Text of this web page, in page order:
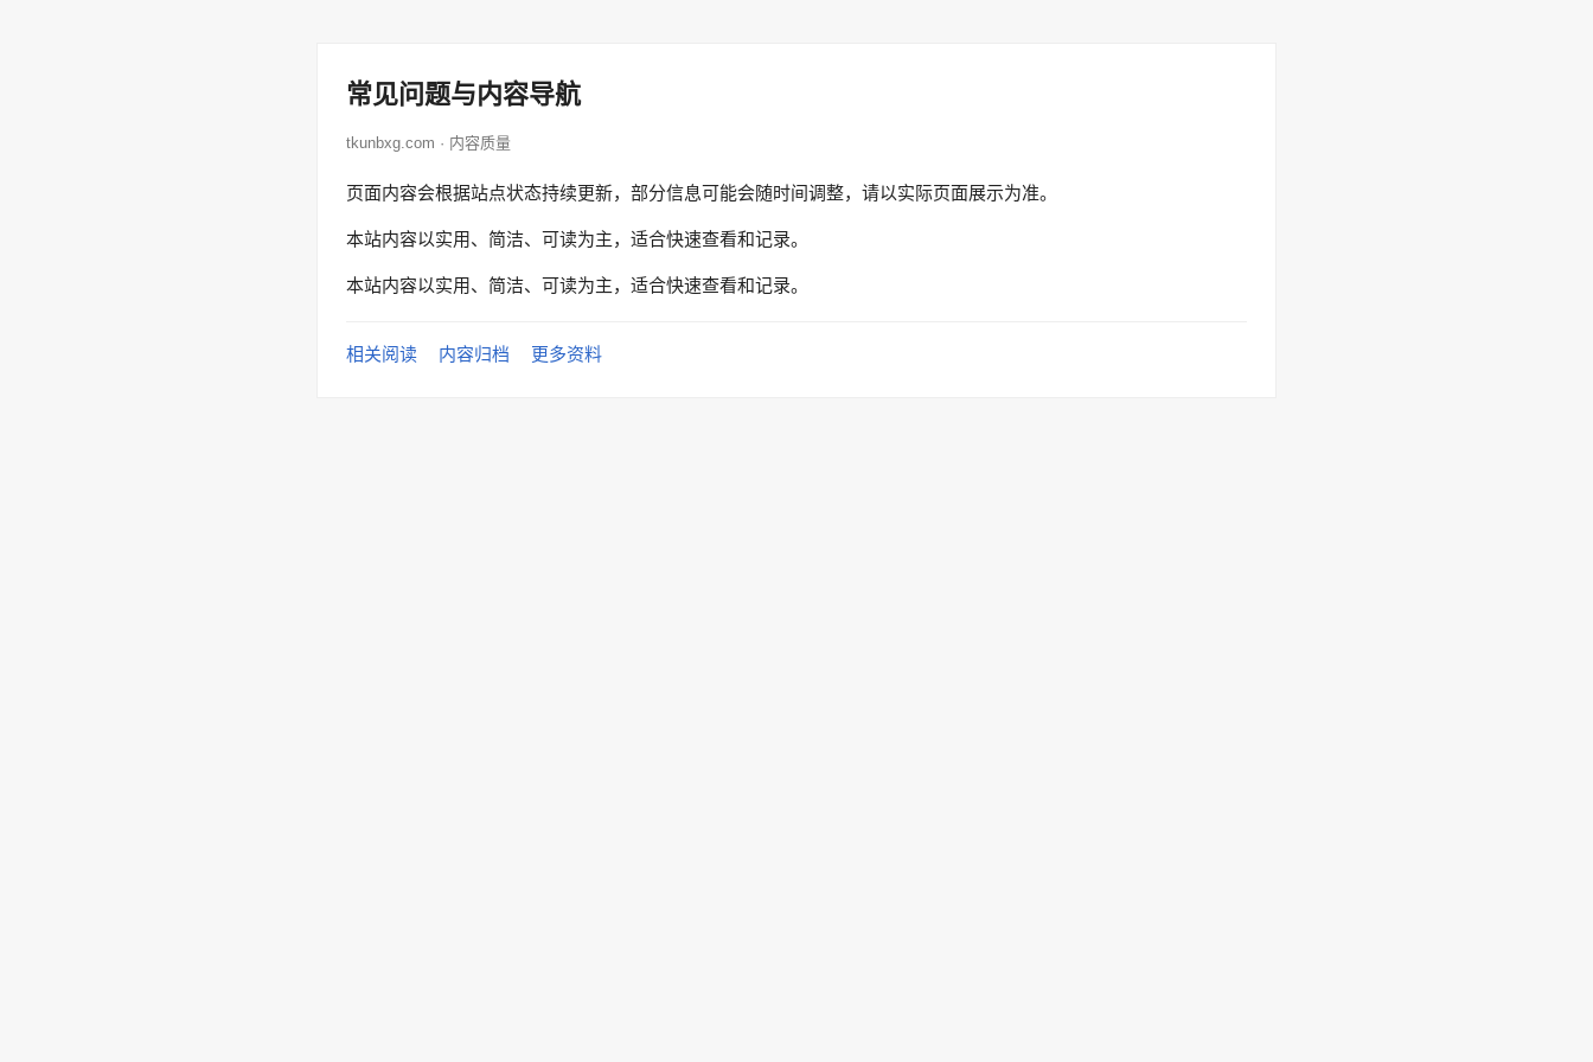
常见问题与内容导航
tkunbxg.com · 内容质量
页面内容会根据站点状态持续更新，部分信息可能会随时间调整，请以实际页面展示为准。
本站内容以实用、简洁、可读为主，适合快速查看和记录。
本站内容以实用、简洁、可读为主，适合快速查看和记录。
相关阅读 内容归档 更多资料